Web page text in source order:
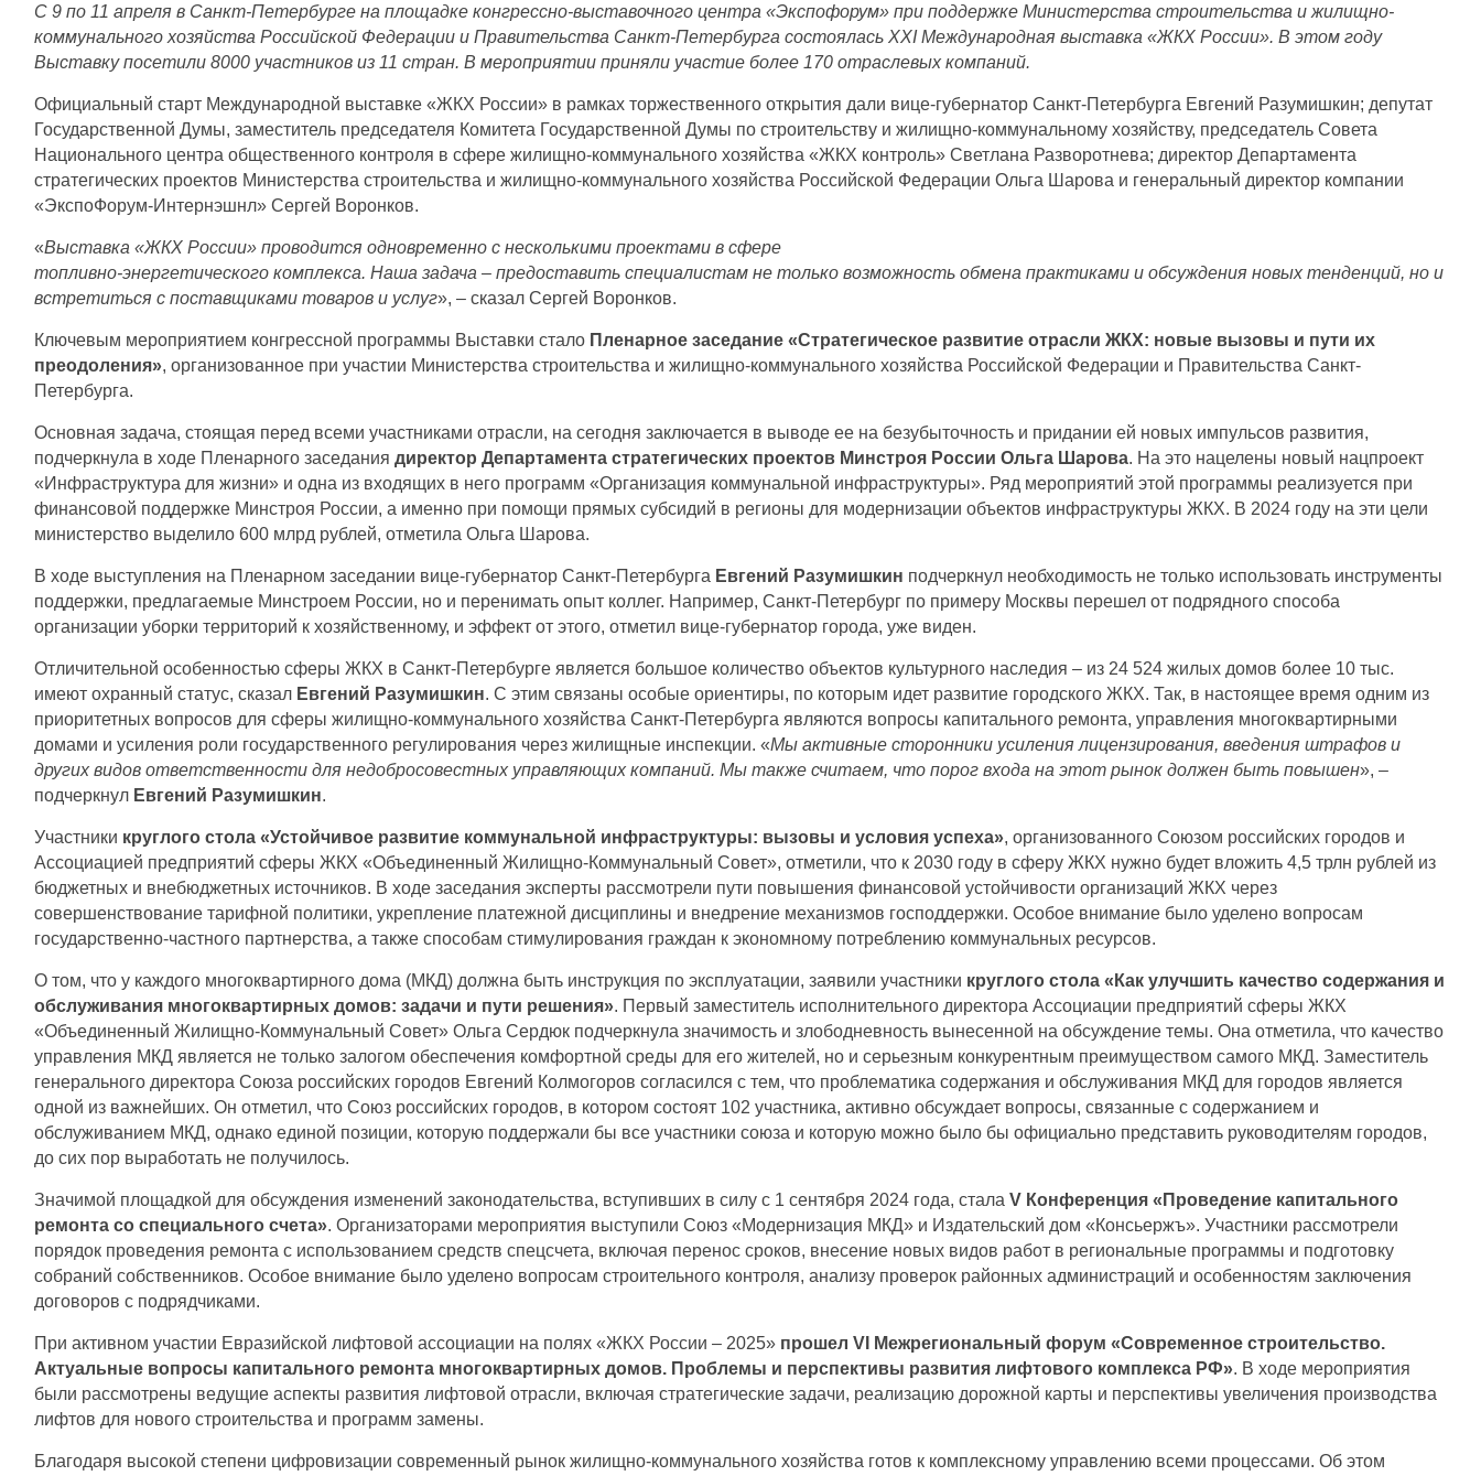
С 9 по 11 апреля в Санкт-Петербурге на площадке конгрессно-выставочного центра «Экспофорум» при поддержке Министерства строительства и жилищно-
коммунального хозяйства Российской Федерации и Правительства Санкт-Петербурга состоялась ХХI Международная выставка «ЖКХ России». В этом году
Выставку посетили 8000 участников из 11 стран. В мероприятии приняли участие более 170 отраслевых компаний.
Официальный старт Международной выставке «ЖКХ России» в рамках торжественного открытия дали вице-губернатор Санкт-Петербурга Евгений Разумишкин; депутат
Государственной Думы, заместитель председателя Комитета Государственной Думы по строительству и жилищно-коммунальному хозяйству, председатель Совета
Национального центра общественного контроля в сфере жилищно-коммунального хозяйства «ЖКХ контроль» Светлана Разворотнева; директор Департамента
стратегических проектов Министерства строительства и жилищно-коммунального хозяйства Российской Федерации Ольга Шарова и генеральный директор компании
«ЭкспоФорум-Интернэшнл» Сергей Воронков.
«Выставка «ЖКХ России» проводится одновременно с несколькими проектами в сфере
топливно-энергетического комплекса. Наша задача – предоставить специалистам не только возможность обмена практиками и обсуждения новых тенденций, но и
встретиться с поставщиками товаров и услуг», – сказал Сергей Воронков.
Ключевым мероприятием конгрессной программы Выставки стало Пленарное заседание «Стратегическое развитие отрасли ЖКХ: новые вызовы и пути их
преодоления», организованное при участии Министерства строительства и жилищно-коммунального хозяйства Российской Федерации и Правительства Санкт-
Петербурга.
Основная задача, стоящая перед всеми участниками отрасли, на сегодня заключается в выводе ее на безубыточность и придании ей новых импульсов развития,
подчеркнула в ходе Пленарного заседания директор Департамента стратегических проектов Минстроя России Ольга Шарова. На это нацелены новый нацпроект
«Инфраструктура для жизни» и одна из входящих в него программ «Организация коммунальной инфраструктуры». Ряд мероприятий этой программы реализуется при
финансовой поддержке Минстроя России, а именно при помощи прямых субсидий в регионы для модернизации объектов инфраструктуры ЖКХ. В 2024 году на эти цели
министерство выделило 600 млрд рублей, отметила Ольга Шарова.
В ходе выступления на Пленарном заседании вице-губернатор Санкт-Петербурга Евгений Разумишкин подчеркнул необходимость не только использовать инструменты
поддержки, предлагаемые Минстроем России, но и перенимать опыт коллег. Например, Санкт-Петербург по примеру Москвы перешел от подрядного способа
организации уборки территорий к хозяйственному, и эффект от этого, отметил вице-губернатор города, уже виден.
Отличительной особенностью сферы ЖКХ в Санкт-Петербурге является большое количество объектов культурного наследия – из 24 524 жилых домов более 10 тыс.
имеют охранный статус, сказал Евгений Разумишкин. С этим связаны особые ориентиры, по которым идет развитие городского ЖКХ. Так, в настоящее время одним из
приоритетных вопросов для сферы жилищно-коммунального хозяйства Санкт-Петербурга являются вопросы капитального ремонта, управления многоквартирными
домами и усиления роли государственного регулирования через жилищные инспекции. «Мы активные сторонники усиления лицензирования, введения штрафов и
других видов ответственности для недобросовестных управляющих компаний. Мы также считаем, что порог входа на этот рынок должен быть повышен», –
подчеркнул Евгений Разумишкин.
Участники круглого стола «Устойчивое развитие коммунальной инфраструктуры: вызовы и условия успеха», организованного Союзом российских городов и
Ассоциацией предприятий сферы ЖКХ «Объединенный Жилищно-Коммунальный Совет», отметили, что к 2030 году в сферу ЖКХ нужно будет вложить 4,5 трлн рублей из
бюджетных и внебюджетных источников. В ходе заседания эксперты рассмотрели пути повышения финансовой устойчивости организаций ЖКХ через
совершенствование тарифной политики, укрепление платежной дисциплины и внедрение механизмов господдержки. Особое внимание было уделено вопросам
государственно-частного партнерства, а также способам стимулирования граждан к экономному потреблению коммунальных ресурсов.
О том, что у каждого многоквартирного дома (МКД) должна быть инструкция по эксплуатации, заявили участники круглого стола «Как улучшить качество содержания и
обслуживания многоквартирных домов: задачи и пути решения». Первый заместитель исполнительного директора Ассоциации предприятий сферы ЖКХ
«Объединенный Жилищно-Коммунальный Совет» Ольга Сердюк подчеркнула значимость и злободневность вынесенной на обсуждение темы. Она отметила, что качество
управления МКД является не только залогом обеспечения комфортной среды для его жителей, но и серьезным конкурентным преимуществом самого МКД. Заместитель
генерального директора Союза российских городов Евгений Колмогоров согласился с тем, что проблематика содержания и обслуживания МКД для городов является
одной из важнейших. Он отметил, что Союз российских городов, в котором состоят 102 участника, активно обсуждает вопросы, связанные с содержанием и
обслуживанием МКД, однако единой позиции, которую поддержали бы все участники союза и которую можно было бы официально представить руководителям городов,
до сих пор выработать не получилось.
Значимой площадкой для обсуждения изменений законодательства, вступивших в силу с 1 сентября 2024 года, стала V Конференция «Проведение капитального
ремонта со специального счета». Организаторами мероприятия выступили Союз «Модернизация МКД» и Издательский дом «Консьержъ». Участники рассмотрели
порядок проведения ремонта с использованием средств спецсчета, включая перенос сроков, внесение новых видов работ в региональные программы и подготовку
собраний собственников. Особое внимание было уделено вопросам строительного контроля, анализу проверок районных администраций и особенностям заключения
договоров с подрядчиками.
При активном участии Евразийской лифтовой ассоциации на полях «ЖКХ России – 2025» прошел VI Межрегиональный форум «Современное строительство.
Актуальные вопросы капитального ремонта многоквартирных домов. Проблемы и перспективы развития лифтового комплекса РФ». В ходе мероприятия
были рассмотрены ведущие аспекты развития лифтовой отрасли, включая стратегические задачи, реализацию дорожной карты и перспективы увеличения производства
лифтов для нового строительства и программ замены.
Благодаря высокой степени цифровизации современный рынок жилищно-коммунального хозяйства готов к комплексному управлению всеми процессами. Об этом